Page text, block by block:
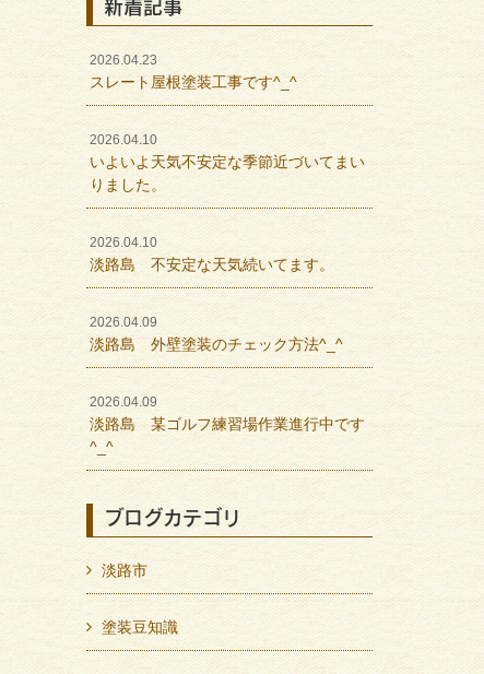
新着記事
2026.04.23
スレート屋根塗装工事です^_^
2026.04.10
いよいよ天気不安定な季節近づいてまい
りました。
2026.04.10
淡路島 不安定な天気続いてます。
2026.04.09
淡路島 外壁塗装のチェック方法^_^
2026.04.09
淡路島 某ゴルフ練習場作業進行中です
^_^
ブログカテゴリ
淡路市
塗装豆知識